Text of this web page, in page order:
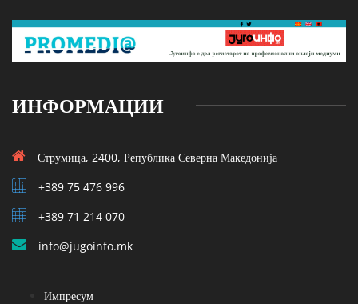
ИНФОРМАЦИИ
Струмица, 2400, Република Северна Македонија
+389 75 476 996
+389 71 214 070
info@jugoinfo.mk
Импресум